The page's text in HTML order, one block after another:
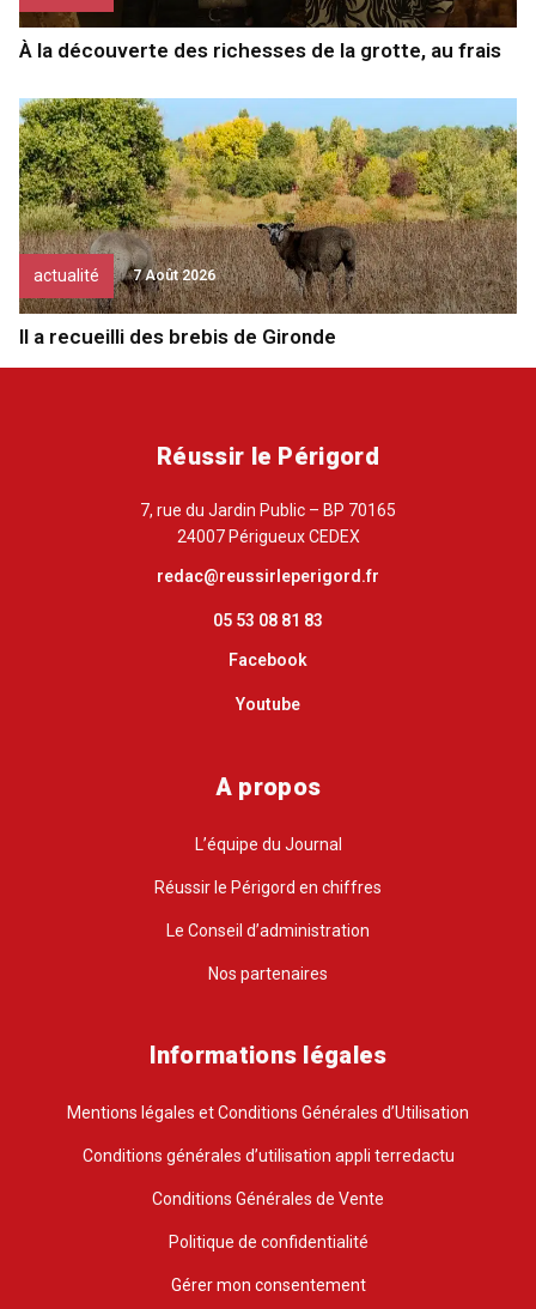
À la découverte des richesses de la grotte, au frais
actualité 7 Août 2026
Il a recueilli des brebis de Gironde
Réussir le Périgord
7, rue du Jardin Public – BP 70165
24007 Périgueux CEDEX
redac@reussirleperigord.fr
05 53 08 81 83
Facebook
Youtube
A propos
L’équipe du Journal
Réussir le Périgord en chiffres
Le Conseil d’administration
Nos partenaires
Informations légales
Mentions légales et Conditions Générales d’Utilisation
Conditions générales d’utilisation appli terredactu
Conditions Générales de Vente
Politique de confidentialité
Gérer mon consentement